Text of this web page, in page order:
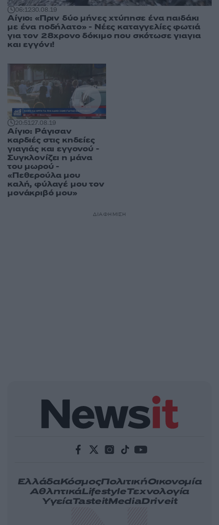
06:1230.08.19
Αίγιο: «Πριν δύο μήνες χτύπησε ένα παιδάκι
με ένα ποδήλατο» - Νέες καταγγελίες φωτιά
για τον 28χρονο δόκιμο που σκότωσε γιαγια
και εγγόνι!
20:5127.08.19
Αίγιο: Ράγισαν
καρδιές στις κηδείες
γιαγιάς και εγγονού -
Συγκλονίζει η μάνα
του μωρού -
«Πεθερούλα μου
καλή, φύλαγέ μου τον
μονάκριβό μου»
ΔΙΑΦΗΜΙΣΗ
ΕλλάδαΚόσμοςΠολιτικήΟικονομία
ΑθλητικάLifestyleΤεχνολογία
ΥγείαTasteitMediaDriveit